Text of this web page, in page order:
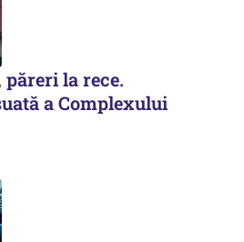
la rece.
a Complexului